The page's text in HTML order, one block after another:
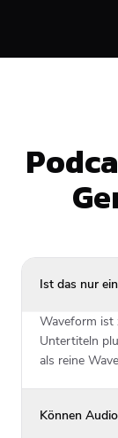
Ist das nur
Waveform ist
Untertiteln
als reine
Können